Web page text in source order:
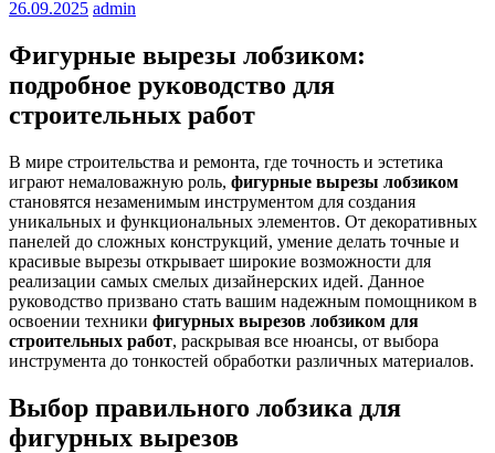
26.09.2025 admin
Фигурные вырезы лобзиком:
подробное руководство для
строительных работ
В мире строительства и ремонта, где точность и эстетика
играют немаловажную роль, фигурные вырезы лобзиком
становятся незаменимым инструментом для создания
уникальных и функциональных элементов. От декоративных
панелей до сложных конструкций, умение делать точные и
красивые вырезы открывает широкие возможности для
реализации самых смелых дизайнерских идей. Данное
руководство призвано стать вашим надежным помощником в
освоении техники фигурных вырезов лобзиком для
строительных работ, раскрывая все нюансы, от выбора
инструмента до тонкостей обработки различных материалов.
Выбор правильного лобзика для
фигурных вырезов